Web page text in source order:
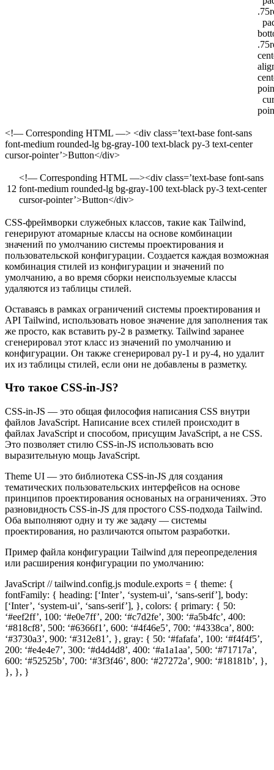
<!— Corresponding HTML —> <div class=’text-base font-sans
font-medium rounded-lg bg-gray-100 text-black py-3 text-center
cursor-pointer’>Button</div>
12
<!— Corresponding HTML —><div class=’text-base font-sans
font-medium rounded-lg bg-gray-100 text-black py-3 text-center
cursor-pointer’>Button</div>
CSS-фреймворки служебных классов, такие как Tailwind,
генерируют атомарные классы на основе комбинации
значений по умолчанию системы проектирования и
пользовательской конфигурации. Создается каждая возможная
комбинация стилей из конфигурации и значений по
умолчанию, а во время сборки неиспользуемые классы
удаляются из таблицы стилей.
Оставаясь в рамках ограничений системы проектирования и
API Tailwind, использовать новое значение для заполнения так
же просто, как вставить py-2 в разметку. Tailwind заранее
сгенерировал этот класс из значений по умолчанию и
конфигурации. Он также сгенерировал py-1 и py-4, но удалит
их из таблицы стилей, если они не добавлены в разметку.
Что такое CSS-in-JS?
CSS-in-JS — это общая философия написания CSS внутри
файлов JavaScript. Написание всех стилей происходит в
файлах JavaScript и способом, присущим JavaScript, а не CSS.
Это позволяет стилю CSS-in-JS использовать всю
выразительную мощь JavaScript.
Theme UI — это библиотека CSS-in-JS для создания
тематических пользовательских интерфейсов на основе
принципов проектирования основаных на ограничениях. Это
разновидность CSS-in-JS для простого CSS-подхода Tailwind.
Оба выполняют одну и ту же задачу — системы
проектирования, но различаются опытом разработки.
Пример файла конфигурации Tailwind для переопределения
или расширения конфигурации по умолчанию:
JavaScript // tailwind.config.js module.exports = { theme: {
fontFamily: { heading: [‘Inter’, ‘system-ui’, ‘sans-serif’], body:
[‘Inter’, ‘system-ui’, ‘sans-serif’], }, colors: { primary: { 50:
‘#eef2ff’, 100: ‘#e0e7ff’, 200: ‘#c7d2fe’, 300: ‘#a5b4fc’, 400:
‘#818cf8’, 500: ‘#6366f1’, 600: ‘#4f46e5’, 700: ‘#4338ca’, 800:
‘#3730a3’, 900: ‘#312e81’, }, gray: { 50: ‘#fafafa’, 100: ‘#f4f4f5’,
200: ‘#e4e4e7’, 300: ‘#d4d4d8’, 400: ‘#a1a1aa’, 500: ‘#71717a’,
600: ‘#52525b’, 700: ‘#3f3f46’, 800: ‘#27272a’, 900: ‘#18181b’, },
}, }, }